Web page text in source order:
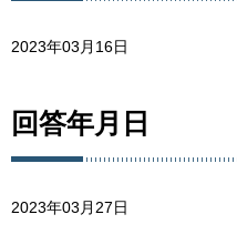
2023年03月16日
回答年月日
2023年03月27日